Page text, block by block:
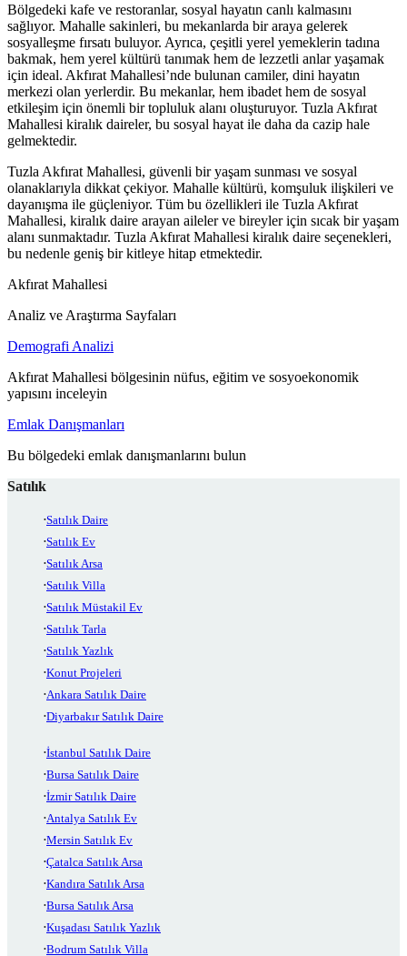
Bölgedeki kafe ve restoranlar, sosyal hayatın canlı kalmasını
sağlıyor. Mahalle sakinleri, bu mekanlarda bir araya gelerek
sosyalleşme fırsatı buluyor. Ayrıca, çeşitli yerel yemeklerin tadına
bakmak, hem yerel kültürü tanımak hem de lezzetli anlar yaşamak
için ideal. Akfırat Mahallesi’nde bulunan camiler, dini hayatın
merkezi olan yerlerdir. Bu mekanlar, hem ibadet hem de sosyal
etkileşim için önemli bir topluluk alanı oluşturuyor. Tuzla Akfırat
Mahallesi kiralık daireler, bu sosyal hayat ile daha da cazip hale
gelmektedir.
Tuzla Akfırat Mahallesi, güvenli bir yaşam sunması ve sosyal
olanaklarıyla dikkat çekiyor. Mahalle kültürü, komşuluk ilişkileri ve
dayanışma ile güçleniyor. Tüm bu özellikleri ile Tuzla Akfırat
Mahallesi, kiralık daire arayan aileler ve bireyler için sıcak bir yaşam
alanı sunmaktadır. Tuzla Akfırat Mahallesi kiralık daire seçenekleri,
bu nedenle geniş bir kitleye hitap etmektedir.
Akfırat Mahallesi
Analiz ve Araştırma Sayfaları
Demografi Analizi
Akfırat Mahallesi bölgesinin nüfus, eğitim ve sosyoekonomik
yapısını inceleyin
Emlak Danışmanları
Bu bölgedeki emlak danışmanlarını bulun
Satılık
Satılık Daire
Satılık Ev
Satılık Arsa
Satılık Villa
Satılık Müstakil Ev
Satılık Tarla
Satılık Yazlık
Konut Projeleri
Ankara Satılık Daire
Diyarbakır Satılık Daire
İstanbul Satılık Daire
Bursa Satılık Daire
İzmir Satılık Daire
Antalya Satılık Ev
Mersin Satılık Ev
Çatalca Satılık Arsa
Kandıra Satılık Arsa
Bursa Satılık Arsa
Kuşadası Satılık Yazlık
Bodrum Satılık Villa